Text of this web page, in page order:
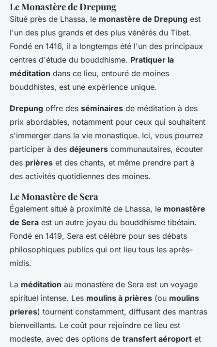
Le Monastère de Drepung
Situé près de Lhassa, le monastère de Drepung est
l'un des plus grands et des plus vénérés du Tibet.
Fondé en 1416, il a longtemps été l'un des principaux
centres d'étude du bouddhisme. Pratiquer la
méditation dans ce lieu, entouré de moines
bouddhistes, est une expérience unique.
Drepung offre des séminaires de méditation à des
prix abordables, notamment pour ceux qui souhaitent
s'immerger dans la vie monastique. Ici, vous pourrez
participer à des déjeuners communautaires, écouter
des prières et des chants, et même prendre part à
des activités quotidiennes des moines.
Le Monastère de Sera
Également situé à proximité de Lhassa, le monastère
de Sera est un autre joyau du bouddhisme tibétain.
Fondé en 1419, Sera est célèbre pour ses débats
philosophiques publics qui ont lieu tous les après-
midis.
La méditation au monastère de Sera est un voyage
spirituel intense. Les moulins à prières (ou moulins
prieres) tournent constamment, diffusant des mantras
bienveillants. Le coût pour rejoindre ce lieu est
modeste, avec des options de transfert aéroport et